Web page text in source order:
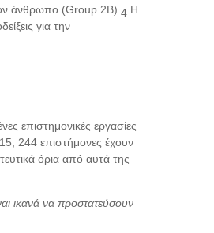
άνθρωπο (Group 2B). 4 H
γιατην
επιστημονικές εργασίες
244 επιστήμονες έχουν
όρια από αυτά της
ικανά να προστατεύσουν